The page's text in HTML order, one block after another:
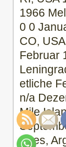
1966
0 0
CO,
Februar
etliche
n/a
Mile
Aires,